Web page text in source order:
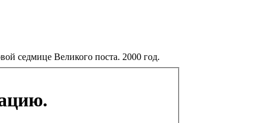
седмице Великого поста. 2000 год.